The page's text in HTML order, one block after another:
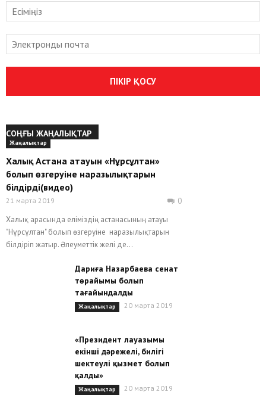
СОҢҒЫ ЖАҢАЛЫҚТАР
Жаңалықтар
Халық Астана атауын «Нұрсұлтан»
болып өзгеруіне наразылықтарын
білдірді(видео)
21 марта 2019
0
Халық арасында еліміздің астанасының атауы
"Нұрсұлтан" болып өзгеруіне наразылықтарын
білдіріп жатыр. Әлеуметтік желі де...
Дариға Назарбаева сенат
төрайымы болып
тағайындалды
Жаңалықтар 20 марта 2019
«Президент лауазымы
екінші дәрежелі, билігі
шектеулі қызмет болып
қалды»
Жаңалықтар 20 марта 2019